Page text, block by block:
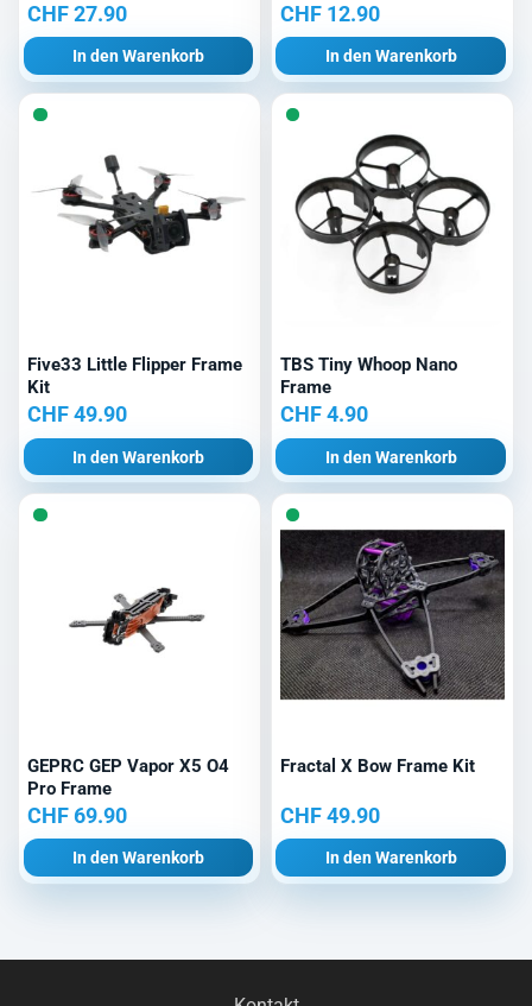
CHF27.90
In den Warenkorb
CHF12.90
In den Warenkorb
Five33 Little Flipper Frame
Kit
CHF49.90
In den Warenkorb
TBS Tiny Whoop Nano
Frame
CHF4.90
In den Warenkorb
GEPRC GEP Vapor X5 O4
Pro Frame
CHF69.90
In den Warenkorb
Fractal X Bow Frame Kit
CHF49.90
In den Warenkorb